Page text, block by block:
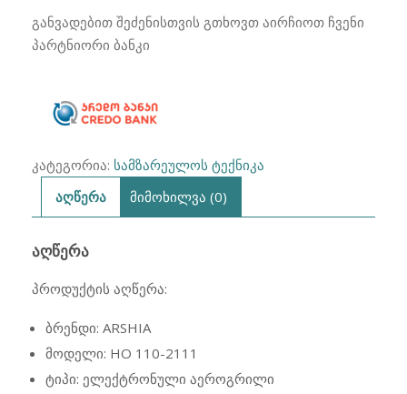
2111
ARSHIA
განვადებით შეძენისთვის გთხოვთ აირჩიოთ ჩვენი
პარტნიორი ბანკი
კატეგორია: სამზარეულოს ტექნიკა
აღწერა
მიმოხილვა (0)
ᲐᲦᲬᲔᲠᲐ
პროდუქტის აღწერა:
ბრენდი: ARSHIA
მოდელი: HO 110-2111
ტიპი: ელექტრონული აეროგრილი